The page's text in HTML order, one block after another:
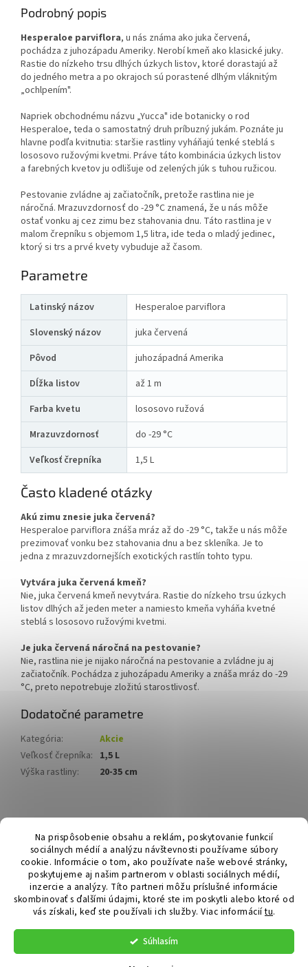
Na prispôsobenie obsahu a reklám, poskytovanie funkcií
sociálnych médií a analýzu návštevnosti používame súbory
cookie. Informácie o tom, ako používate naše webové stránky,
poskytujeme aj našim partnerom v oblasti sociálnych médií,
inzercie a analýzy. Títo partneri môžu príslušné informácie
skombinovať s ďalšími údajmi, ktoré ste im poskytli alebo ktoré od
vás získali, keď ste používali ich služby. Viac informáciítu.
Súhlasím
Podrobný popis
Hesperaloe parviflora, u nás známa ako juka červená,
pochádza z juhozápadu Ameriky. Nerobí kmeň ako klasické juky.
Rastie do nízkeho trsu dlhých úzkych listov, ktoré dorastajú až
do jedného metra a po okrajoch sú porastené dlhým vláknitým
„ochlpením".
Napriek obchodnému názvu „Yucca" ide botanicky o rod
Hesperaloe, teda o samostatný druh príbuzný jukám. Poznáte ju
hlavne podľa kvitnutia: staršie rastliny vyháňajú tenké steblá s
lososovo ružovými kvetmi. Práve táto kombinácia úzkych listov
a farebných kvetov ju odlišuje od zelených júk s tuhou ružicou.
Pestovanie zvládne aj začiatočník, pretože rastlina nie je
náročná. Mrazuvzdornosť do -29 °C znamená, že u nás môže
ostať vonku aj cez zimu bez stahovania dnu. Táto rastlina je v
malom črepníku s objemom 1,5 litra, ide teda o mladý jedinec,
ktorý si trs a prvé kvety vybuduje až časom.
Parametre
Latinský názov
Hesperaloe parviflora
Slovenský názov
juka červená
Pôvod
juhozápadná Amerika
Dĺžka listov
až 1 m
Farba kvetu
lososovo ružová
Mrazuvzdornosť
do -29 °C
Veľkosť črepníka
1,5 L
Často kladené otázky
Akú zimu znesie juka červená?
Hesperaloe parviflora znáša mráz až do -29 °C, takže u nás môže
prezimovať vonku bez stahovania dnu a bez skleníka. Je to
jedna z mrazuvzdornejších exotických rastlín tohto typu.
Vytvára juka červená kmeň?
Nie, juka červená kmeň nevytvára. Rastie do nízkeho trsu úzkych
listov dlhých až jeden meter a namiesto kmeňa vyháňa kvetné
steblá s lososovo ružovými kvetmi.
Je juka červená náročná na pestovanie?
Nie, rastlina nie je nijako náročná na pestovanie a zvládne ju aj
začiatočník. Pochádza z juhozápadu Ameriky a znáša mráz do -29
°C, preto nepotrebuje zložitú starostlivosť.
Dodatočné parametre
Kategória:
Akcie
Veľkosť črepníka: 1,5 L
Výška rastliny: 20-35 cm
á
Hurmikaki.com
Vytvoril Shoptet